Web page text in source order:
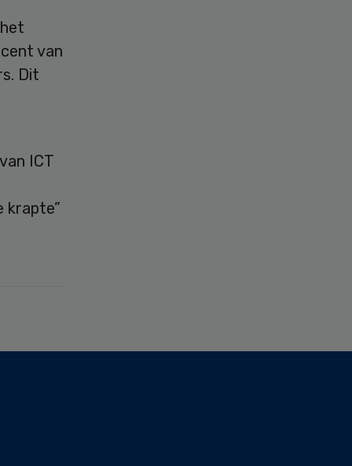
van
Dit
ICT
krapte”